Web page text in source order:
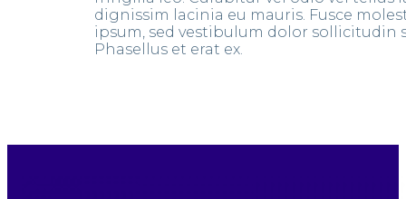
dignissim lacinia eu mauris. Fusce
ipsum, sed vestibulum dolor sollicitudin
Phasellus et erat ex.